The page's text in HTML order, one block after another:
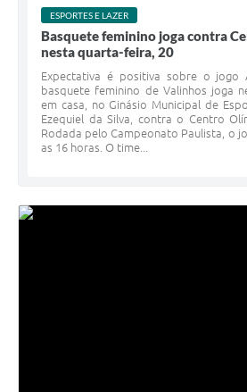
ESPORTES E LAZER
Basquete feminino joga contra
nesta quarta-feira, 20
Expectativa é positiva sobre o jogo
basquete feminino de Valinhos joga
em casa, no Ginásio Municipal de
Ezequiel da Silva, contra o Centro
Rodada pelo Campeonato Paulista, o
as 16 horas. O time...